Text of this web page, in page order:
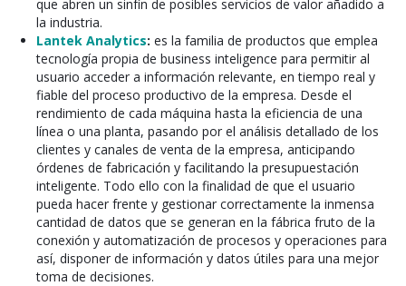
que abren un sinfín de posibles servicios de valor añadido a
la industria.
Lantek Analytics: es la familia de productos que emplea
tecnología propia de business inteligence para permitir al
usuario acceder a información relevante, en tiempo real y
fiable del proceso productivo de la empresa. Desde el
rendimiento de cada máquina hasta la eficiencia de una
línea o una planta, pasando por el análisis detallado de los
clientes y canales de venta de la empresa, anticipando
órdenes de fabricación y facilitando la presupuestación
inteligente. Todo ello con la finalidad de que el usuario
pueda hacer frente y gestionar correctamente la inmensa
cantidad de datos que se generan en la fábrica fruto de la
conexión y automatización de procesos y operaciones para
así, disponer de información y datos útiles para una mejor
toma de decisiones.